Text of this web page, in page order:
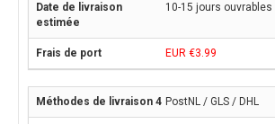
10-15 jours ouvrables
EUR €3.99
PostNL / GLS / DHL